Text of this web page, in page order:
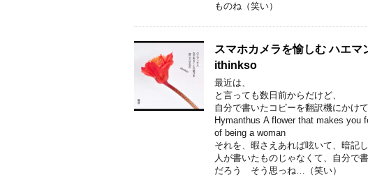
ものね（笑い）
スマホカメラを愉しむ ハエ
ithinkso
最近は、
と言っても数日前からだけど、
自分で書いたコピーを翻訳機にかけて
Hymanthus A flower that makes you
of being a woman
それを、暇さえあれば呟いて、暗記
人が書いたものじゃなくて、自分で
だろう そう思っね…（笑い）